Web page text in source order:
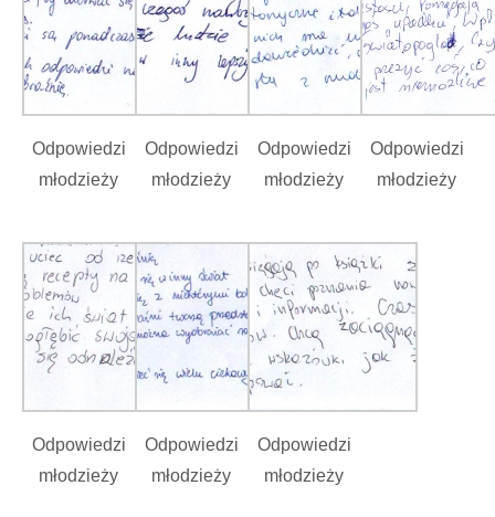
Odpowiedzi
młodzieży
Odpowiedzi
młodzieży
Odpowiedzi
młodzieży
Odpowiedzi
młodzieży
Odpowiedzi
młodzieży
Odpowiedzi
młodzieży
Odpowiedzi
młodzieży